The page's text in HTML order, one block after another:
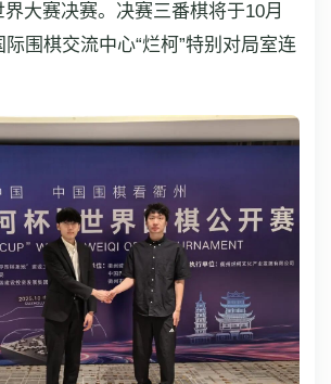
大赛决赛。决赛三番棋将于10月
围棋交流中心“烂柯”特别对局室连